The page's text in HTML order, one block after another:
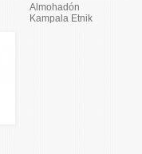
Almohadón
Kampala Etnik